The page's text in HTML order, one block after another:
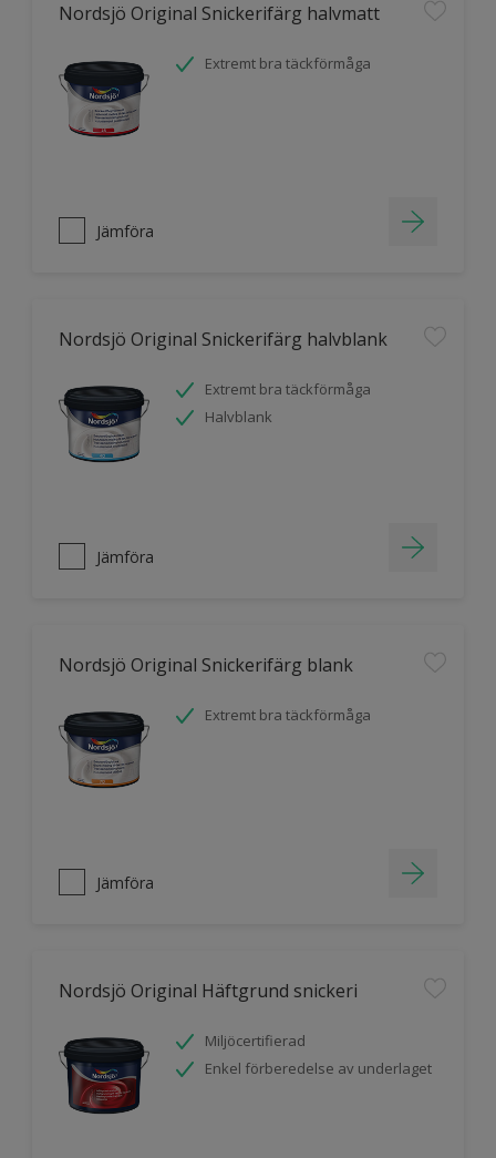
Nordsjö Original Snickerifärg halvmatt
Extremt bra täckförmåga
Jämföra
Nordsjö Original Snickerifärg halvblank
Extremt bra täckförmåga
Halvblank
Jämföra
Nordsjö Original Snickerifärg blank
Extremt bra täckförmåga
Jämföra
Nordsjö Original Häftgrund snickeri
Miljöcertifierad
Enkel förberedelse av underlaget